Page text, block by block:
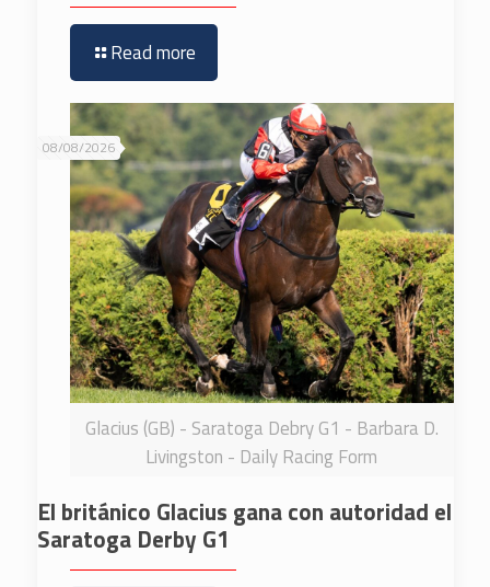
Read more
Glacius (GB) - Saratoga Debry G1 - Barbara D.
Livingston - Daily Racing Form
08/08/2026
El británico Glacius gana con autoridad el
Saratoga Derby G1